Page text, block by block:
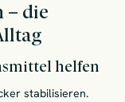
– die
helfen
stabilisieren.